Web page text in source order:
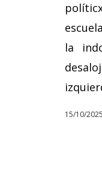
la
15/10/2025